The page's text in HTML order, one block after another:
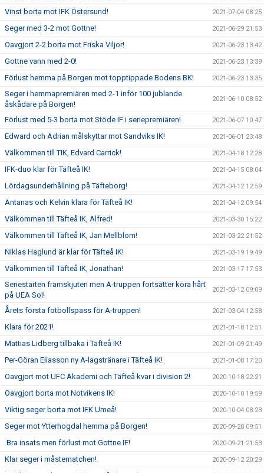
Vinst borta mot IFK Östersund! 2021-07-04 08:25
Seger med 3-2 mot Gottne! 2021-06-29 21:53
Oavgjort 2-2 borta mot Friska Viljor! 2021-06-23 13:42
Gottne vann med 2-0! 2021-06-23 13:39
Förlust hemma på Borgen mot topptippade Bodens BK! 2021-06-23 13:35
Seger i hemmapremiären med 2-1 inför 100 jublande
åskådare på Borgen!
2021-06-10 08:52
Förlust med 5-3 borta mot Stöde IF i seriepremiären! 2021-06-07 10:47
Edward och Adrian målskyttar mot Sandviks IK! 2021-06-01 23:48
Välkommen till TIK, Edvard Carrick! 2021-04-18 12:28
IFK-duo klar för Täfteå IK! 2021-04-15 08:04
Lördagsunderhållning på Täfteborg! 2021-04-12 12:59
Antanas och Kelvin klara för Täfteå IK! 2021-04-12 09:54
Välkommen till Täfteå IK, Alfred! 2021-03-30 15:22
Välkommen till Täfteå IK, Jan Mellblom! 2021-03-22 21:52
Niklas Haglund är klar för Täfteå IK! 2021-03-19 19:49
Välkommen till Täfteå IK, Jonathan! 2021-03-17 17:53
Seriestarten framskjuten men A-truppen fortsätter köra hårt
på UEA Sol!
2021-03-12 09:09
Årets första fotbollspass för A-truppen! 2021-03-04 12:58
Klara för 2021! 2021-01-18 12:51
Mattias Lidberg tillbaka i Täfteå IK! 2021-01-09 21:49
Per-Göran Eliasson ny A-lagstränare i Täfteå IK! 2021-01-08 17:20
Oavgjort mot UFC Akademi och Täfteå kvar i division 2! 2020-10-18 22:21
Oavgjort borta mot Notvikens IK! 2020-10-10 19:59
Viktig seger borta mot IFK Umeå! 2020-10-04 08:23
Seger mot Ytterhogdal hemma på Borgen! 2020-09-28 09:51
Bra insats men förlust mot Gottne IF! 2020-09-21 21:53
Klar seger i måstematchen! 2020-09-12 20:29